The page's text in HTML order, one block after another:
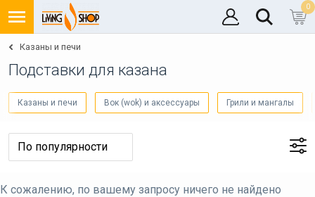
0
Казаны и печи
Подставки для казана
Казаны и печи Вок (wok) и аксессуары Грили и мангалы
К сожалению, по вашему запросу ничего не найдено